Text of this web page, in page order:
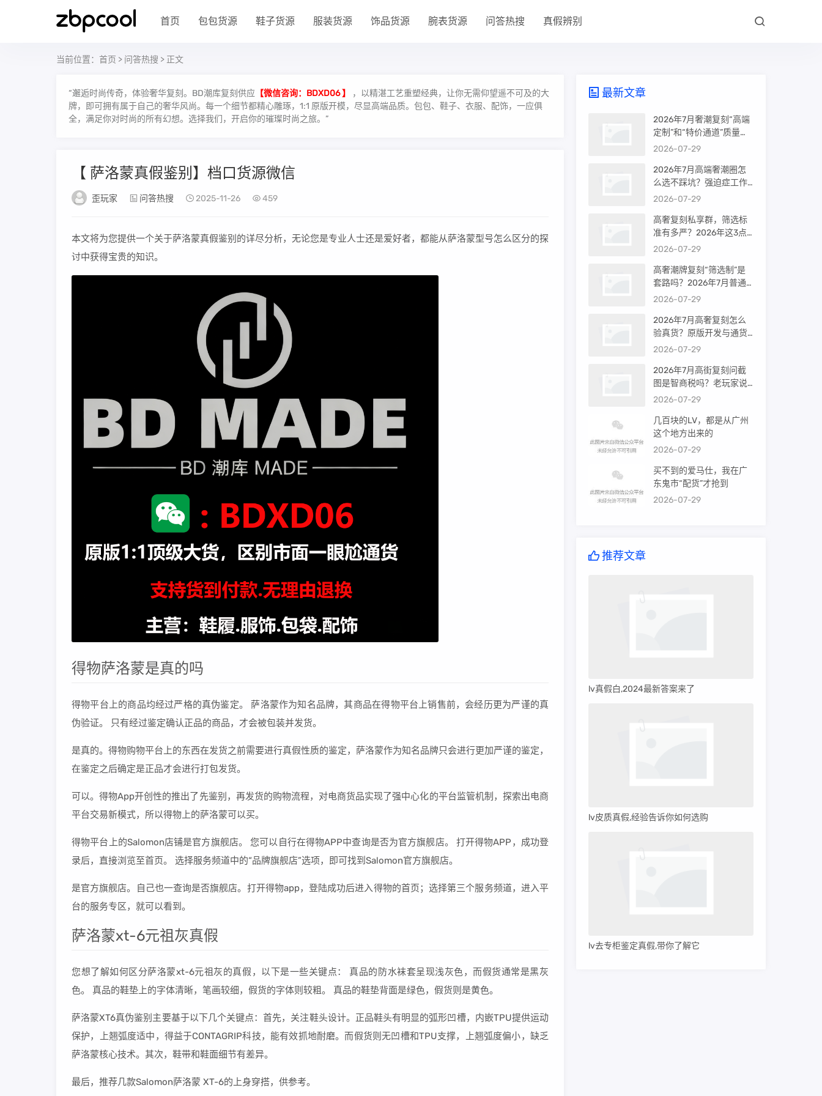
首页 包包货源 鞋子货源 服装货源 饰品货源 腕表货源 问答热搜 真假辨别
当前位置： 首页 > 问答热搜 > 正文
“邂逅时尚传奇，体验奢华复刻。BD潮库复刻供应 【微信咨询：BDXD06 】
，以精湛工艺重塑经典，让你无需仰望遥不可及的大
牌，即可拥有属于自己的奢华风尚。每一个细节都精心雕琢，1:1 原版开模，尽显高端品质。包包、鞋子、衣服、配饰，一应俱
全，满足你对时尚的所有幻想。选择我们，开启你的璀璨时尚之旅。”
【 萨洛蒙真假鉴别】档口货源微信
歪玩家 问答热搜 2025-11-26 459
本文将为您提供一个关于萨洛蒙真假鉴别的详尽分析，无论您是专业人士还是爱好者，都能从萨洛蒙型号怎么区分的探
讨中获得宝贵的知识。
得物萨洛蒙是真的吗
得物平台上的商品均经过严格的真伪鉴定。 萨洛蒙作为知名品牌，其商品在得物平台上销售前，会经历更为严谨的真
伪验证。 只有经过鉴定确认正品的商品，才会被包装并发货。
是真的。得物购物平台上的东西在发货之前需要进行真假性质的鉴定，萨洛蒙作为知名品牌只会进行更加严谨的鉴定，
在鉴定之后确定是正品才会进行打包发货。
可以。得物App开创性的推出了先鉴别，再发货的购物流程，对电商货品实现了强中心化的平台监管机制，探索出电商
平台交易新模式，所以得物上的萨洛蒙可以买。
得物平台上的Salomon店铺是官方旗舰店。 您可以自行在得物APP中查询是否为官方旗舰店。 打开得物APP，成功登
录后，直接浏览至首页。 选择服务频道中的“品牌旗舰店”选项，即可找到Salomon官方旗舰店。
是官方旗舰店。自己也一查询是否旗舰店。打开得物app，登陆成功后进入得物的首页；选择第三个服务频道，进入平
台的服务专区，就可以看到。
萨洛蒙xt-6元祖灰真假
您想了解如何区分萨洛蒙xt-6元祖灰的真假，以下是一些关键点： 真品的防水袜套呈现浅灰色，而假货通常是黑灰
色。 真品的鞋垫上的字体清晰，笔画较细，假货的字体则较粗。 真品的鞋垫背面是绿色，假货则是黄色。
萨洛蒙XT6真伪鉴别主要基于以下几个关键点：首先，关注鞋头设计。正品鞋头有明显的弧形凹槽，内嵌TPU提供运动
保护，上翘弧度适中，得益于CONTAGRIP科技，能有效抓地耐磨。而假货则无凹槽和TPU支撑，上翘弧度偏小，缺乏
萨洛蒙核心技术。其次，鞋带和鞋面细节有差异。
最后，推荐几款Salomon萨洛蒙 XT-6的上身穿搭，供参考。
最新文章
2026年7月奢潮复刻“高端
定制”和“特价通道”质量差
很多吗？内行人说出真相
2026-07-29
2026年7月高端奢潮圈怎
么选不踩坑？强迫症工作
室的筛选机制是真相还是
2026-07-29
高奢复刻私享群，筛选标
准有多严？2026年这3点
才是真相
2026-07-29
高奢潮牌复刻“筛选制”是
套路吗？2026年7月普通
买家能进高端群吗？
2026-07-29
2026年7月高奢复刻怎么
验真货？原版开发与通货
差距到底多大
2026-07-29
2026年7月高街复刻问截
图是智商税吗？老玩家说
出真相
2026-07-29
几百块的LV，都是从广州
这个地方出来的
2026-07-29
买不到的爱马仕，我在广
东鬼市“配货”才抢到
2026-07-29
推荐文章
lv真假白,2024最新答案来了
lv皮质真假,经验告诉你如何选购
lv去专柜鉴定真假,带你了解它